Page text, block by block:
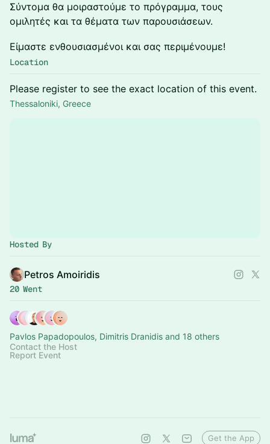
Σύντομα θα μοιραστούμε το πρόγραμμα, τους
ομιλητές και τα θέματα των παρουσιάσεων.
Είμαστε ενθουσιασμένοι και σας περιμένουμε!
Location
Please register to see the exact location of this event.
Thessaloniki, Greece
Hosted By
Petros Amoiridis
20 Went
Pavlos Papadopoulos, Dimitris Dranidis and 18 others
Contact the Host
Report Event
Get the App